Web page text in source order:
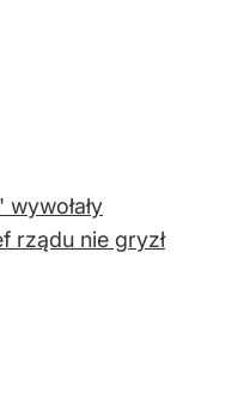
rządu nie gryzł